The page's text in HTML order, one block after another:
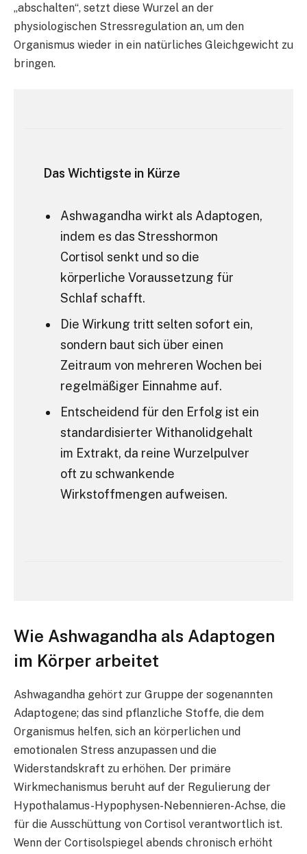
„abschalten“, setzt diese Wurzel an der
physiologischen Stressregulation an, um den
Organismus wieder in ein natürliches Gleichgewicht zu
bringen.
Das Wichtigste in Kürze
Ashwagandha wirkt als Adaptogen,
indem es das Stresshormon
Cortisol senkt und so die
körperliche Voraussetzung für
Schlaf schafft.
Die Wirkung tritt selten sofort ein,
sondern baut sich über einen
Zeitraum von mehreren Wochen bei
regelmäßiger Einnahme auf.
Entscheidend für den Erfolg ist ein
standardisierter Withanolidgehalt
im Extrakt, da reine Wurzelpulver
oft zu schwankende
Wirkstoffmengen aufweisen.
Wie Ashwagandha als Adaptogen
im Körper arbeitet
Ashwagandha gehört zur Gruppe der sogenannten
Adaptogene; das sind pflanzliche Stoffe, die dem
Organismus helfen, sich an körperlichen und
emotionalen Stress anzupassen und die
Widerstandskraft zu erhöhen. Der primäre
Wirkmechanismus beruht auf der Regulierung der
Hypothalamus-Hypophysen-Nebennieren-Achse, die
für die Ausschüttung von Cortisol verantwortlich ist.
Wenn der Cortisolspiegel abends chronisch erhöht